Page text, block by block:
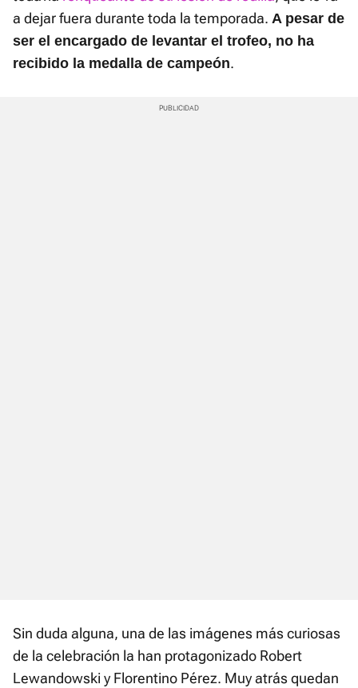
a dejar fuera durante toda la temporada. A pesar de
ser el encargado de levantar el trofeo, no ha
recibido la medalla de campeón.
Sin duda alguna, una de las imágenes más curiosas
de la celebración la han protagonizado Robert
Lewandowski y Florentino Pérez. Muy atrás quedan